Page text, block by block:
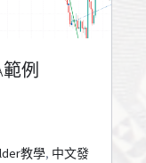
例
教學, 中文發